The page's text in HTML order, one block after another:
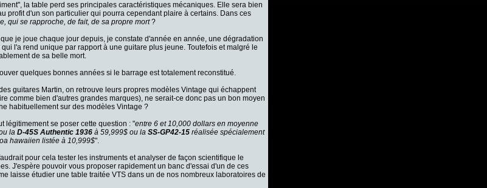
la table perd ses principales caractéristiques mécaniques. Elle sera bien
profit d'un son particulier qui pourra cependant plaire à certains. Dans ces
qui se rapproche, de fait, de sa propre mort?
je joue chaque jour depuis, je constate d'année en année, une dégradation
l'a rend unique par rapport à une guitare plus jeune. Toutefois et malgré le
de sa belle mort.
quelques bonnes années si le barrage est totalement reconstitué.
guitares Martin, on retrouve leurs propres modèles Vintage qui échappent
comme bien d'autres grandes marques), ne serait-ce donc pas un bon moyen
habituellement sur des modèles Vintage ?
légitimement se poser cette question : "entre 6 et 10,000 dollars en moyenne
la D-45S Authentic 1936 à 59,999$ ou la SS-GP42-15 réalisée spécialement
hawaiien listée à 10,999$".
pour cela tester les instruments et analyser de façon scientifique le
J'espère pouvoir vous proposer rapidement un banc d'essai d'un de ces
laisse étudier une table traitée VTS dans un de nos nombreux laboratoires de